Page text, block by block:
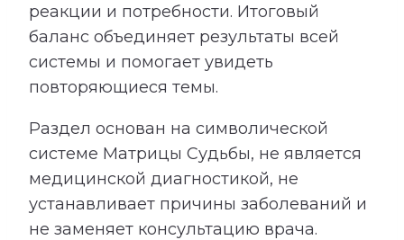
реакции и потребности. Итоговый
баланс объединяет результаты всей
системы и помогает увидеть
повторяющиеся темы.
Раздел основан на символической
системе Матрицы Судьбы, не является
медицинской диагностикой, не
устанавливает причины заболеваний и
не заменяет консультацию врача.